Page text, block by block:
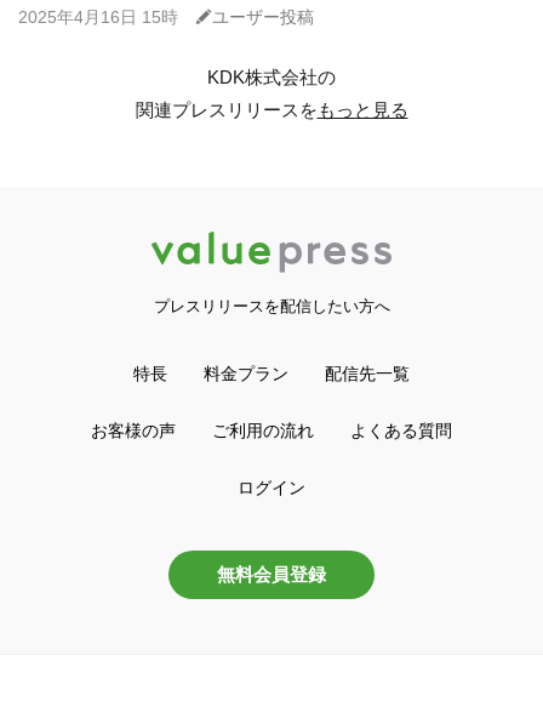
2025年4月16日 15時 Cユーザー投稿
KDK株式会社の
関連プレスリリースをもっと見る
プレスリリースを配信したい方へ
特長 料金プラン 配信先一覧
お客様の声 ご利用の流れ よくある質問
ログイン
無料会員登録